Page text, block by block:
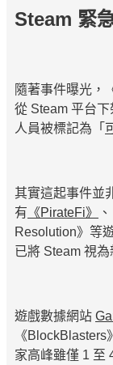
Steam 緊
隨著事件曝光，
從 Steam 平台
人員被標記為「
其實這起事件並
有 《PirateFi》
Resolution》等
已將 Steam 視
遊戲數據網站
《
家高峰雖僅 1 至